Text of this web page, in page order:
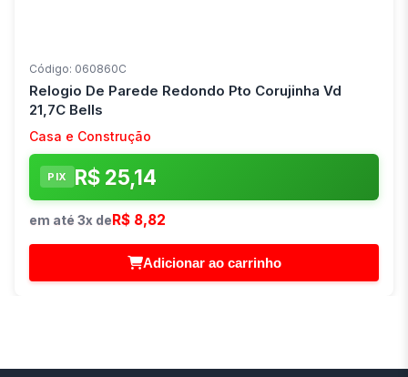
Código: 060860C
Relogio De Parede Redondo Pto Corujinha Vd
21,7C Bells
Casa e Construção
PIX R$ 25,14
em até 3x deR$ 8,82
Adicionar ao carrinho